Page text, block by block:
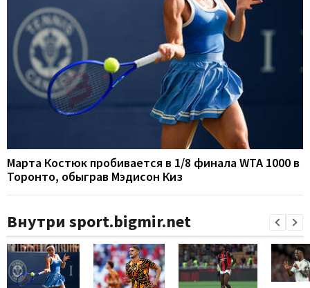
Марта Костюк пробивается в 1/8 финала WTA 1000 в
Торонто, обыграв Мэдисон Киз
Внутри sport.bigmir.net